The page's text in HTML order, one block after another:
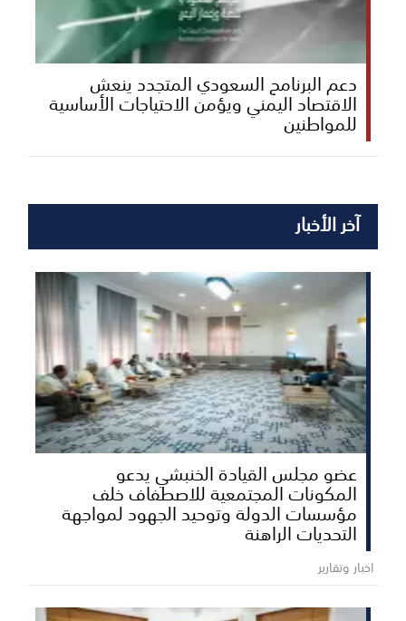
دعم البرنامج السعودي المتجدد ينعش
الاقتصاد اليمني ويؤمن الاحتياجات الأساسية
للمواطنين
آخر الأخبار
عضو مجلس القيادة الخنبشي يدعو
المكونات المجتمعية للاصطفاف خلف
مؤسسات الدولة وتوحيد الجهود لمواجهة
التحديات الراهنة
اخبار وتقارير